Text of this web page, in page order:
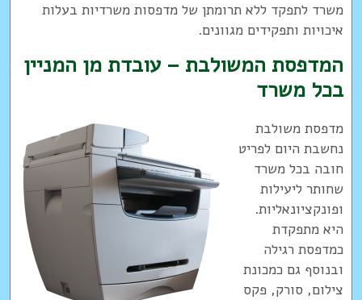
משרד לתפקד ללא תרומתן של מדפסות משרדיות בעלות
איכויות ותפקידים מגוונים.
המדפסת המשולבת – עובדת מן המניין
בכל משרד
מדפסת משולבת
נחשבת היום לפריט
חובה בכל משרד
שחותר ליעילות
ופונקציונאליות.
היא מתפקדת
כמדפסת רגילה
ובנוסף גם כמכונת
צילום, סורק, פקס